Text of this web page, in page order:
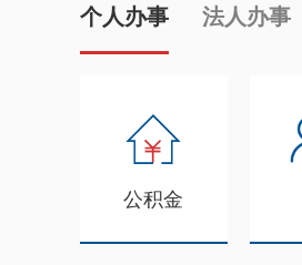
个人办事 法人办事
公积金